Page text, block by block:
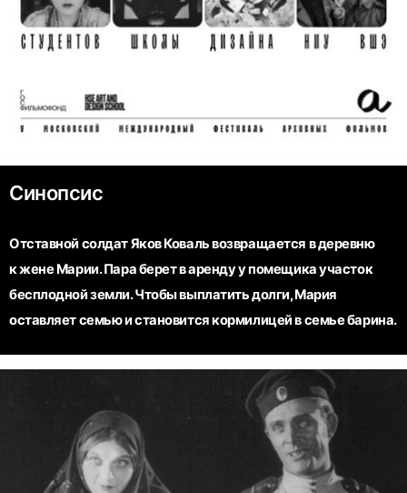
Синопсис
Отставной солдат Яков Коваль возвращается в деревню
к жене Марии. Пара берет в аренду у помещика участок
бесплодной земли. Чтобы выплатить долги, Мария
оставляет семью и становится кормилицей в семье барина.